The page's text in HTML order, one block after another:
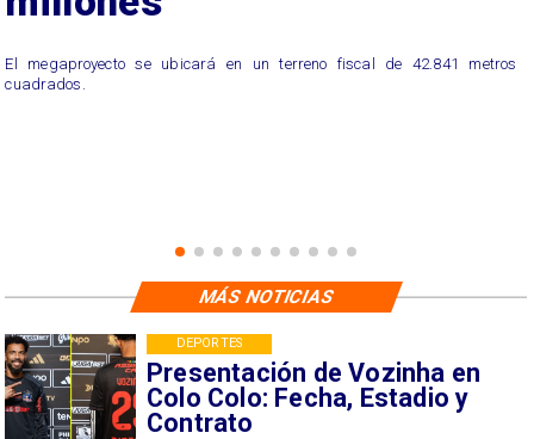
El megaproyecto se ubicará en un terreno fiscal de 42.841 metros
cuadrados.
Presentación de Vozinha en
Colo Colo: Fecha, Estadio y
Contrato
DEPORTES
MÁS NOTICIAS